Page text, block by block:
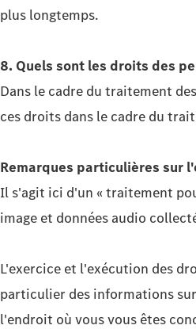
plus longtemps.
8. Quels sont les droits des
Dans le cadre du traitement
ces droits dans le cadre du
Remarques particulières sur
Il s'agit ici d'un « traitement
image et données audio
L'exercice et l'exécution des
particulier des informations
l'endroit où vous vous êtes